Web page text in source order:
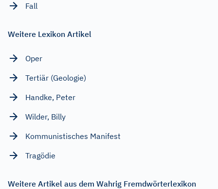
Fall
Weitere Lexikon Artikel
Oper
Tertiär (Geologie)
Handke, Peter
Wilder, Billy
Kommunistisches Manifest
Tragödie
Weitere Artikel aus dem Wahrig Fremdwörterlexikon